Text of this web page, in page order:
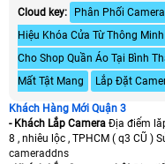
Cloud key: Phân Phối
Hiệu Khóa Cửa Từ Thông
Cho Shop Quần Áo Tại Bình
Mất Tật Mang
Lắp Đặt
Khách Hàng Mới Quận 3
- Khách Lắp Camera Địa điểm
8 , nhiêu lộc , TPHCM ( q3 CŨ )
cameraddns